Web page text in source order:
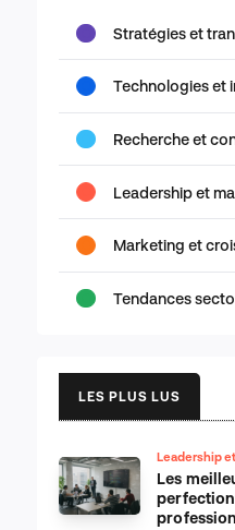
Stratégies et
Technologies et
Recherche et
Leadership et
Marketing et
Tendances
LES PLUS LUS
Leadership
Les